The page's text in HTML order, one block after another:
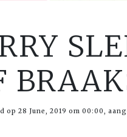
op 28 June, 2019 om 00:00,